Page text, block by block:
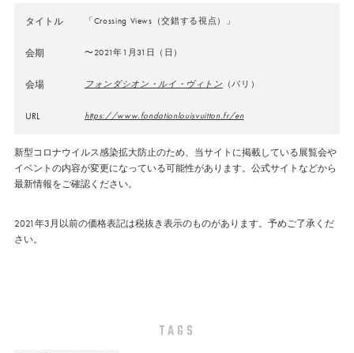
タイトル 「Crossing Views（交錯する視点）」
会期 〜2021年1月31日（日）
会場 フォンダシオン・ルイ・ヴィトン （パリ）
URL https://www.fondationlouisvuitton.fr/en
新型コロナウイルス感染拡大防止のため、当サイトに掲載している展覧会や
イベントの内容が変更になっている可能性があります。公式サイトなどから
最新情報をご確認ください。
2021年3月以前の価格表記は税抜き表示のものがあります。予めご了承くだ
さい。
TAGS